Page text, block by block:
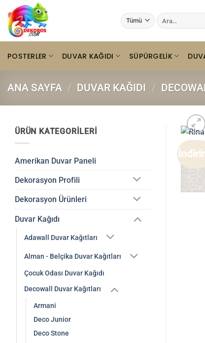
İçeriğe
atla
Ara:
POSTERLER DUVAR KAĞIDI SÜPÜRGELIK
ANA SAYFA / DUVAR KAĞIDI /
ÜRÜN KATEGORILERI
Amerikan Duvar Paneli
Dekorasyon Profili
Dekorasyon Ürünleri
Duvar Kağıdı
Adawall Duvar Kağıtları
Alman - Belçika Duvar Kağıtları
Çocuk Odası Duvar Kağıdı
Decowall Duvar Kağıtları
Armani
Deco Junior
Deco Stone